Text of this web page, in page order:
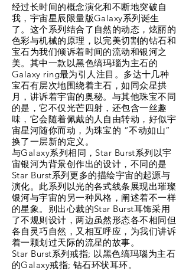
经过长时间的概念演化和不断地突破自
我，宇宙星辰限量版Galaxy系列诞生
了。这个系列结合了自然的动态，炫丽的
色彩与机械的原理，以完美切割的钻石和
宝石为我们倾诉着时间的流动和银河之
美。其中一款以黑色缟玛瑙为主石的
Galaxy ring最为引人注目。多达十几种
宝石有层次地围绕着主石，如同众星拱
月，讲诉着宇宙的奥秘。与其他珠宝不同
的是，它不仅光芒四射，还包含一丝趣
味，它会随着佩戴的人自由转动，好似宇
宙星河随你而动，为珠宝的 “不动如山”
换了一层新的定义。
与Galaxy系列相同，Star Burst系列以宇
宙银河为背景创作出的设计，不同的是
Star Burst系列更多的描绘宇宙的起源与
演化。此系列以光的各式线条展现出璀璨
银河与宇宙的另一种风格，阐述着不一样
的星象。别出心裁的Star Burst耳饰采用
了不规则设计，两边虽然形态各不相同但
各自灵巧自然，又相互呼应，为我们讲诉
着一颗划过天际的流星的故事。
Star Burst系列戒指; 以黑色缟玛瑙为主石
的Galaxy戒指; 钻石环状耳环。